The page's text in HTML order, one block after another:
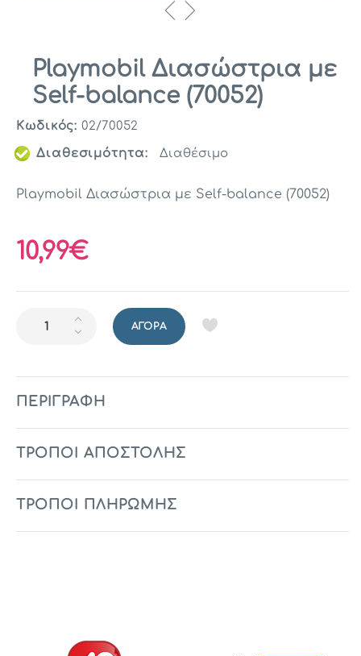
Playmobil Διασώστρια με
Self-balance (70052)
Κωδικός: 02/70052
Διαθεσιμότητα:
Διαθέσιμο
Playmobil Διασώστρια με Self-balance (70052)
10,99€
ΑΓΟΡΆ
ΠΕΡΙΓΡΑΦΉ
ΤΡΟΠΟΙ ΑΠΟΣΤΟΛΗΣ
ΤΡΟΠΟΙ ΠΛΗΡΩΜΗΣ